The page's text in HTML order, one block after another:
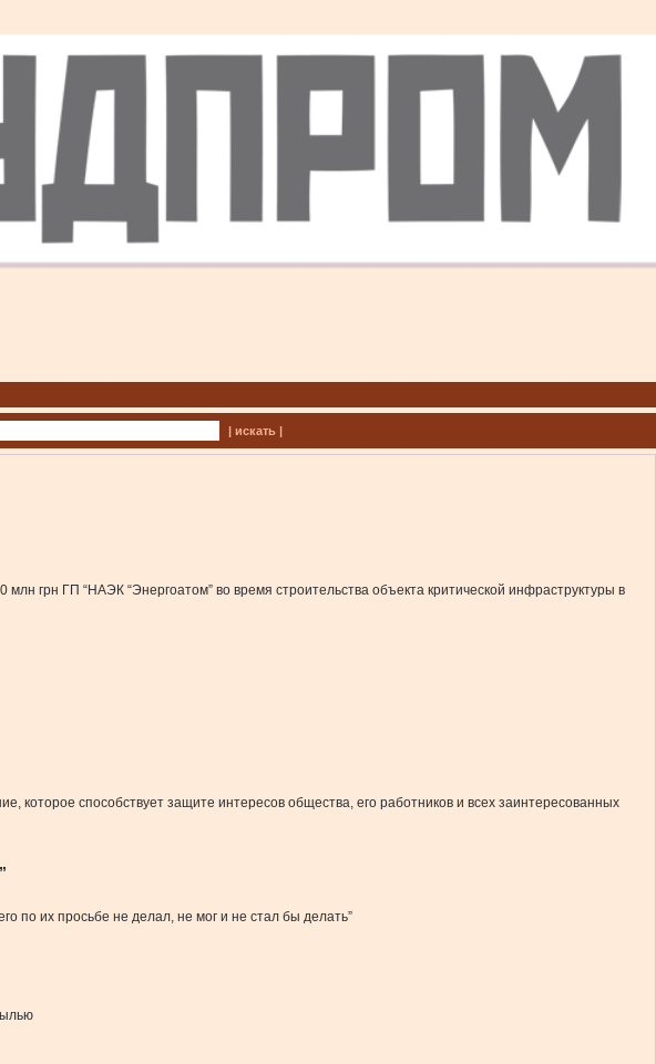
| искать |
грн ГП “НАЭК “Энергоатом” во время строительства объекта критической инфраструктуры в
которое способствует защите интересов общества, его работников и всех заинтересованных
по их просьбе не делал, не мог и не стал бы делать”